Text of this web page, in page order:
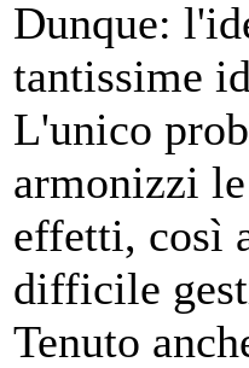
Dunque:
tantissime
L'unico
armonizzi
effetti, così
difficile
Tenuto